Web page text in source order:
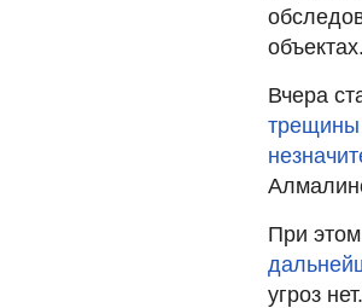
объектах.
Вчера
трещины
При
угроз нет.